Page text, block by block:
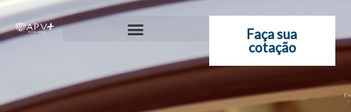
Ir
para
Faça sua
cotação